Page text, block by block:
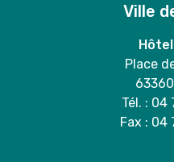
Ville
Place
63360
Tél. : 04
Fax : 04